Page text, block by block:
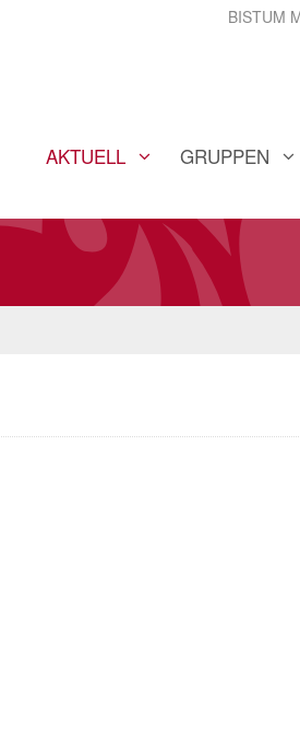
BISTUM
AKTUELL GRUPPEN